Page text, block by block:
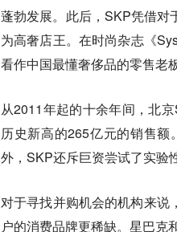
蓬勃发展。此后，SKP凭借对
为高奢店王。在时尚杂志《
看作中国最懂奢侈品的零售老板
从2011年起的十余年间，北
历史新高的265亿元的销售
外，SKP还斥巨资尝试了实验
对于寻找并购机会的机构来说
户的消费品牌更稀缺。星巴克